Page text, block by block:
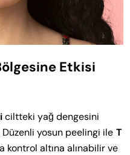
Etkisi
ciltteki yağ dengesini
yosun peelingi ile T
kontrol altına alınabilir ve